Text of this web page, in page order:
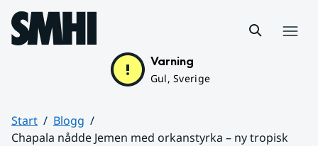
Hoppa till sidans innehåll
Varning
Gul, Sverige
Start
Blogg
Chapala nådde Jemen med orkanstyrka – ny tropisk